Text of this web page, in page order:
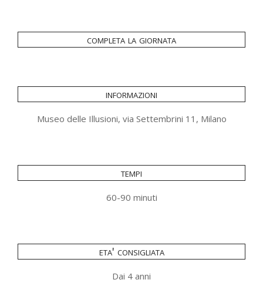
completa la giornata
informazioni
Museo delle Illusioni, via Settembrini 11, Milano
tempi
60-90 minuti
eta' consigliata
Dai 4 anni